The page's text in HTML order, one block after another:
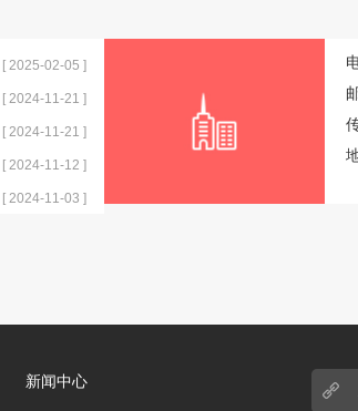
[ 2025-02-05 ]
[ 2024-11-21 ]
[ 2024-11-21 ]
[ 2024-11-12 ]
[ 2024-11-03 ]
新闻中心